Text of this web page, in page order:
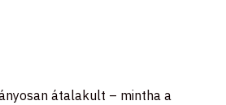
átalakult – mintha a